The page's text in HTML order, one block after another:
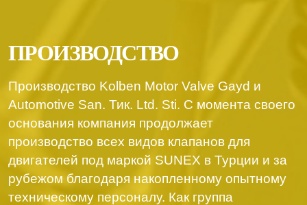
ПРОИЗВОДСТВО
Производство Kolben Motor Valve Gayd и
Automotive San. Тик. Ltd. Sti. С момента своего
основания компания продолжает
производство всех видов клапанов для
двигателей под маркой SUNEX в Турции и за
рубежом благодаря накопленному опытному
техническому персоналу. Как группа